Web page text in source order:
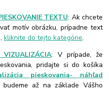
TEXTU: Ak chcete
motív obrázku, prípadne text
kliknite do tejto kategórie.
VIZUALIZÁCIA: V prípade, že
pridajte si do košíka
pieskovania- náhľad
až na základe Vášho